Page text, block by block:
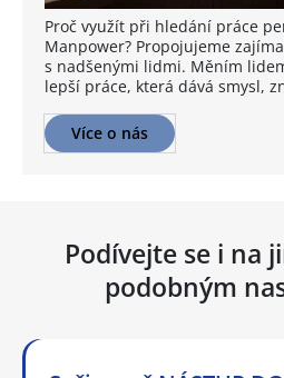
Proč využít při hledání práce
Manpower? Propojujeme
s nadšenými lidmi. Měním
lepší práce, která dává smysl,
Více o nás
Podívejte se i na
podobným